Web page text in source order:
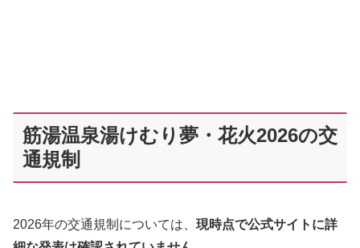
筋湯温泉湯けむり夢・花火2026の交
通規制
2026年の交通規制については、 現時点で公式サイトに詳